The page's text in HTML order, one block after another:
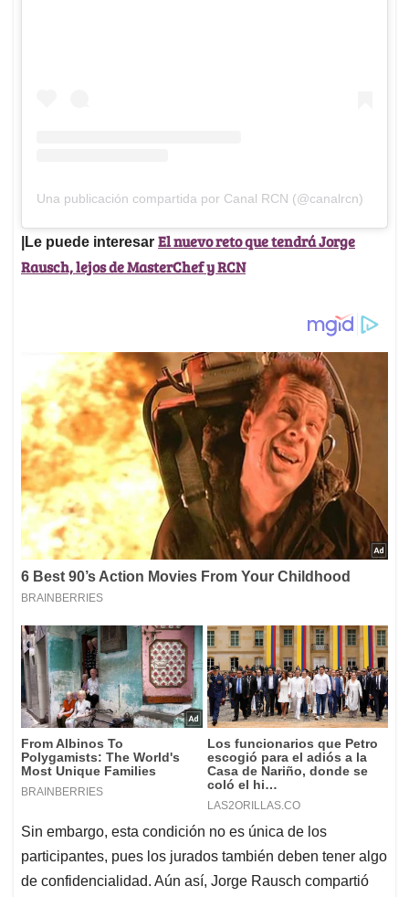
Una publicación compartida por Canal RCN (@canalrcn)
|Le puede interesar El nuevo reto que tendrá Jorge
Rausch, lejos de MasterChef y RCN
Sin embargo, esta condición no es única de los
participantes, pues los jurados también deben tener algo
de confidencialidad. Aún así, Jorge Rausch compartió